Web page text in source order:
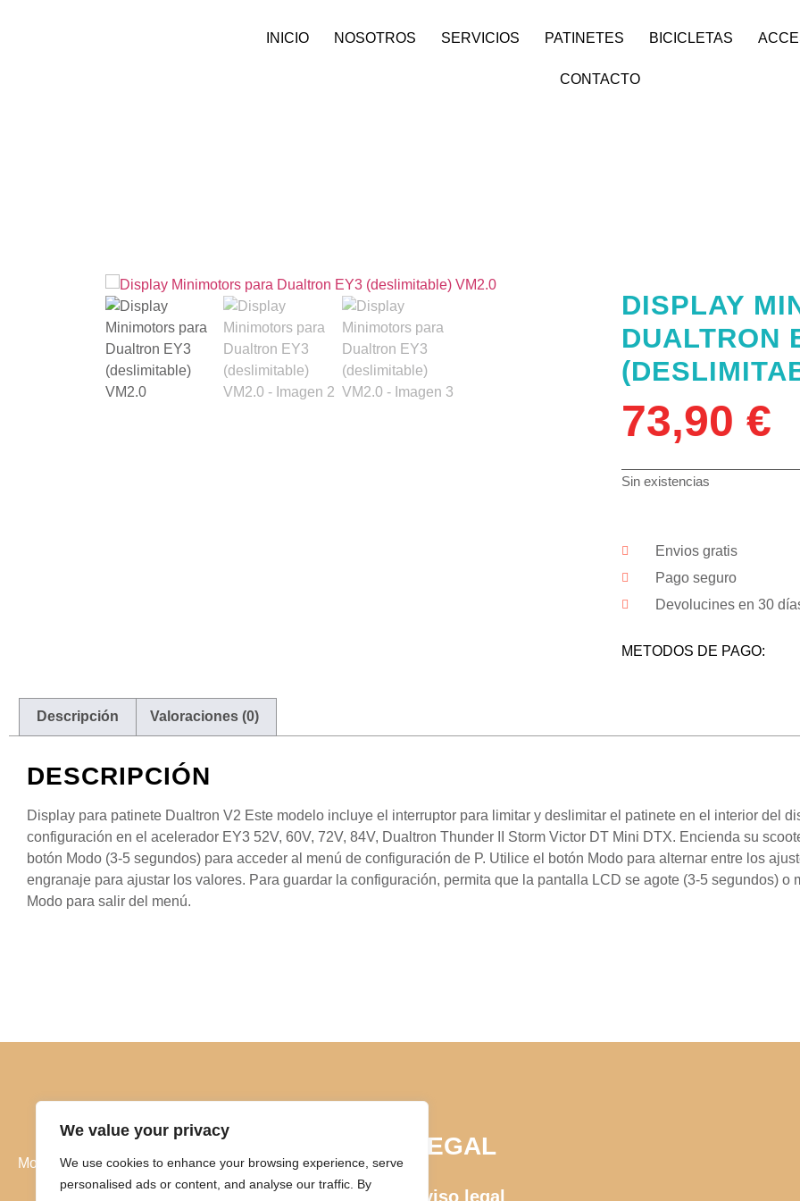
We value your privacy
We use cookies to enhance your browsing experience, serve
personalised ads or content, and analyse our traffic. By
INICIO NOSOTROS SERVICIOS PATINETES BICICLETAS
CONTACTO
DISPLAY
DUALTRON
73,90 €
Sin existencias
Envios gratis
Pago seguro
Devolucines en 30
METODOS DE PAGO:
Descripción Valoraciones (0)
DESCRIPCIÓN
Display para patinete Dualtron V2 Este modelo incluye el interruptor para limitar y deslimitar el patinete en el interior del
configuración en el acelerador EY3 52V, 60V, 72V, 84V, Dualtron Thunder II Storm Victor DT Mini DTX. Encienda su
botón Modo (3-5 segundos) para acceder al menú de configuración de P. Utilice el botón Modo para alternar entre los
engranaje para ajustar los valores. Para guardar la configuración, permita que la pantalla LCD se agote (3-5 segundos) o
Modo para salir del menú.
Movilidad eléctrica sin límites
LEGAL
Aviso legal